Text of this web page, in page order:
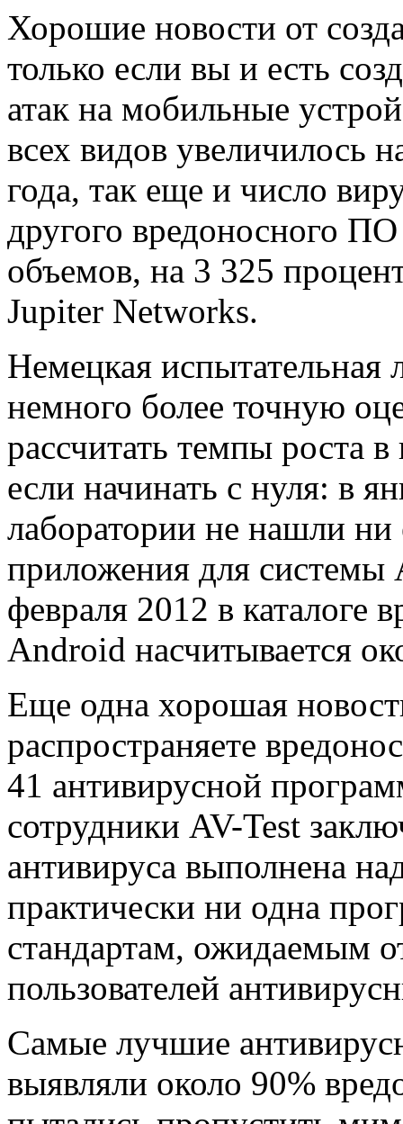
Хорошие новости от
только если вы и есть
атак на мобильные
всех видов увеличилось
года, так еще и число
другого вредоносного
объемов, на 3 325
Jupiter Networks.
Немецкая испытательная
немного более точную
рассчитать темпы роста
если начинать с нуля: в
лаборатории не нашли ни
приложения для
февраля 2012 в каталоге
Android насчитывается
Еще одна хорошая
распространяете
41 антивирусной
сотрудники AV-Test
антивируса выполнена
практически ни одна
стандартам, ожидаемым
пользователей
Самые лучшие
выявляли около 90%